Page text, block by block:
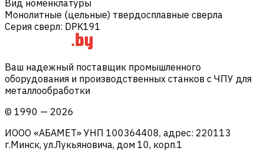
Вид номенклатуры
Монолитные (цельные) твердосплавные сверла
Серия сверл: DPK191
Ваш надежный поставщик промышленного
оборудования и производственных станков с ЧПУ для
металлообработки
© 1990 — 2026
ИООО «АБАМЕТ» УНП 100364408, адрес: 220113
г.Минск, ул.Лукьяновича, дом 10, корп.1